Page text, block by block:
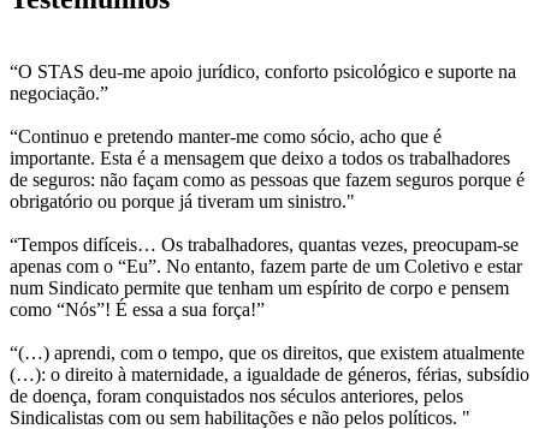
“O STAS deu-me apoio jurídico, conforto psicológico e suporte na
negociação.”
“Continuo e pretendo manter-me como sócio, acho que é
importante. Esta é a mensagem que deixo a todos os trabalhadores
de seguros: não façam como as pessoas que fazem seguros porque é
obrigatório ou porque já tiveram um sinistro."
“Tempos difíceis… Os trabalhadores, quantas vezes, preocupam-se
apenas com o “Eu”. No entanto, fazem parte de um Coletivo e estar
num Sindicato permite que tenham um espírito de corpo e pensem
como “Nós”! É essa a sua força!”
“(…) aprendi, com o tempo, que os direitos, que existem atualmente
(…): o direito à maternidade, a igualdade de géneros, férias, subsídio
de doença, foram conquistados nos séculos anteriores, pelos
Sindicalistas com ou sem habilitações e não pelos políticos. "